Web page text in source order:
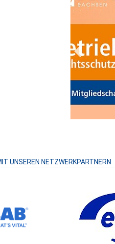
Previous
UNSEREN NETZWERKPARTNERN